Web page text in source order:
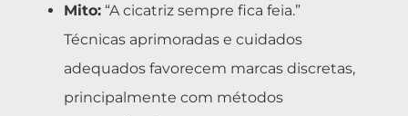
Mito: “A cicatriz sempre fica feia.”
Técnicas aprimoradas e cuidados
adequados favorecem marcas discretas,
principalmente com métodos